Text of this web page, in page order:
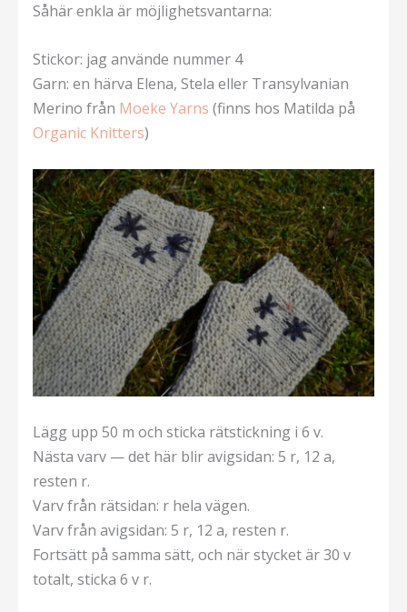
Såhär enkla är möjlighetsvantarna:
Stickor: jag använde nummer 4
Garn: en härva Elena, Stela eller Transylvanian
Merino från Moeke Yarns (finns hos Matilda på
Organic Knitters)
Lägg upp 50 m och sticka rätstickning i 6 v.
Nästa varv — det här blir avigsidan: 5 r, 12 a,
resten r.
Varv från rätsidan: r hela vägen.
Varv från avigsidan: 5 r, 12 a, resten r.
Fortsätt på samma sätt, och när stycket är 30 v
totalt, sticka 6 v r.